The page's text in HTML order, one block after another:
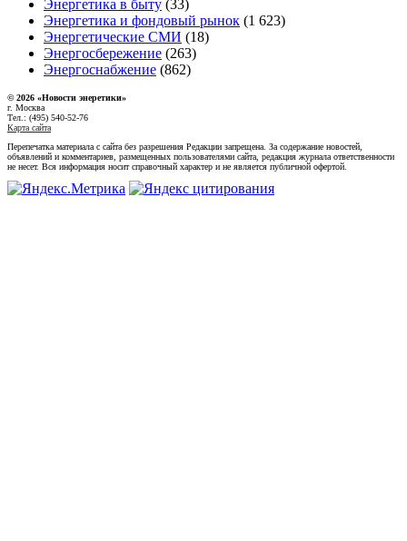
Энергетика в быту (33)
Энергетика и фондовый рынок (1 623)
Энергетические СМИ (18)
Энергосбережение (263)
Энергоснабжение (862)
© 2026 «Новости энеретики»
г. Москва
Тел.: (495) 540-52-76
Карта сайта
Перепечатка материала с сайта без разрешения Редакции запрещена. За содержание новостей,
объявлений и комментариев, размещенных пользователями сайта, редакция журнала ответственности
не несет. Вся информация носит справочный характер и не является публичной офертой.